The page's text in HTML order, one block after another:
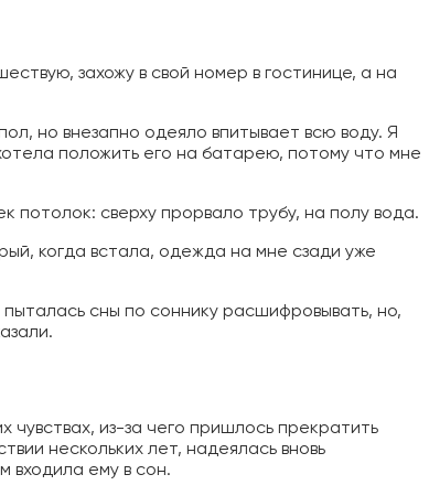
захожу в свой номер в гостинице, а на
но внезапно одеяло впитывает всю воду. Я
положить его на батарею, потому что мне
потолок: сверху прорвало трубу, на полу вода.
когда встала, одежда на мне сзади уже
сны по соннику расшифровывать, но,
чувствах, из-за чего пришлось прекратить
нескольких лет, надеялась вновь
входила ему в сон.